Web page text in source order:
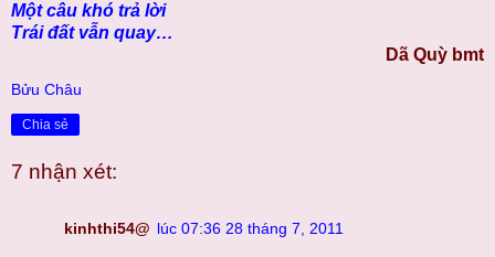
Một câu khó trả lời
Trái đất vẫn quay…
Dã Quỳ bmt
Bửu Châu
Chia sẻ
7 nhận xét:
kinhthi54@ lúc 07:36 28 tháng 7, 2011